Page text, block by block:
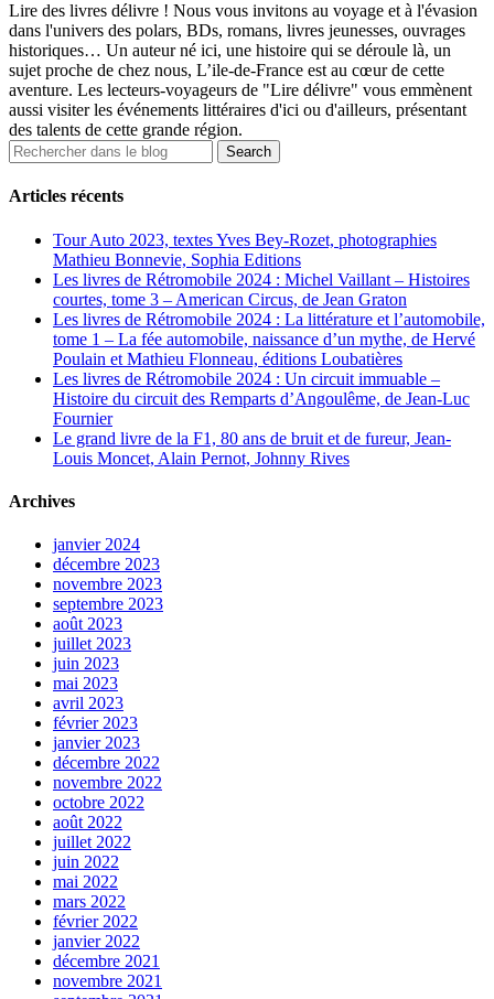
Lire des livres délivre ! Nous vous invitons au voyage et à l'évasion
dans l'univers des polars, BDs, romans, livres jeunesses, ouvrages
historiques… Un auteur né ici, une histoire qui se déroule là, un
sujet proche de chez nous, L’ile-de-France est au cœur de cette
aventure. Les lecteurs-voyageurs de "Lire délivre" vous emmènent
aussi visiter les événements littéraires d'ici ou d'ailleurs, présentant
des talents de cette grande région.
Articles récents
Tour Auto 2023, textes Yves Bey-Rozet, photographies
Mathieu Bonnevie, Sophia Editions
Les livres de Rétromobile 2024 : Michel Vaillant – Histoires
courtes, tome 3 – American Circus, de Jean Graton
Les livres de Rétromobile 2024 : La littérature et l’automobile,
tome 1 – La fée automobile, naissance d’un mythe, de Hervé
Poulain et Mathieu Flonneau, éditions Loubatières
Les livres de Rétromobile 2024 : Un circuit immuable –
Histoire du circuit des Remparts d’Angoulême, de Jean-Luc
Fournier
Le grand livre de la F1, 80 ans de bruit et de fureur, Jean-
Louis Moncet, Alain Pernot, Johnny Rives
Archives
janvier 2024
décembre 2023
novembre 2023
septembre 2023
août 2023
juillet 2023
juin 2023
mai 2023
avril 2023
février 2023
janvier 2023
décembre 2022
novembre 2022
octobre 2022
août 2022
juillet 2022
juin 2022
mai 2022
mars 2022
février 2022
janvier 2022
décembre 2021
novembre 2021